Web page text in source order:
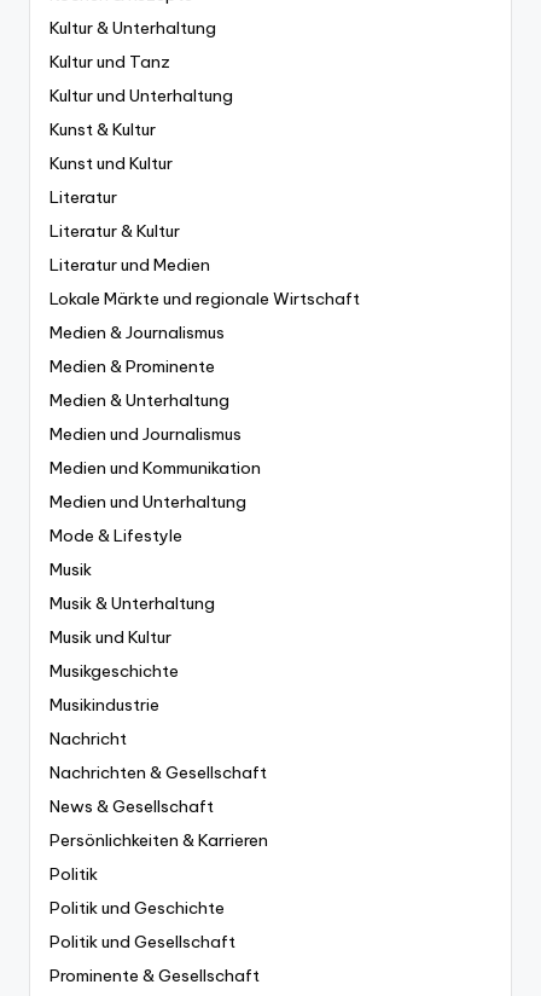
Kultur & Unterhaltung
Kultur und Tanz
Kultur und Unterhaltung
Kunst & Kultur
Kunst und Kultur
Literatur
Literatur & Kultur
Literatur und Medien
Lokale Märkte und regionale Wirtschaft
Medien & Journalismus
Medien & Prominente
Medien & Unterhaltung
Medien und Journalismus
Medien und Kommunikation
Medien und Unterhaltung
Mode & Lifestyle
Musik
Musik & Unterhaltung
Musik und Kultur
Musikgeschichte
Musikindustrie
Nachricht
Nachrichten & Gesellschaft
News & Gesellschaft
Persönlichkeiten & Karrieren
Politik
Politik und Geschichte
Politik und Gesellschaft
Prominente & Gesellschaft